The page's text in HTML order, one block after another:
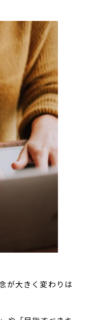
が大きく変わりは